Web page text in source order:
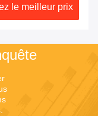
le meilleur prix